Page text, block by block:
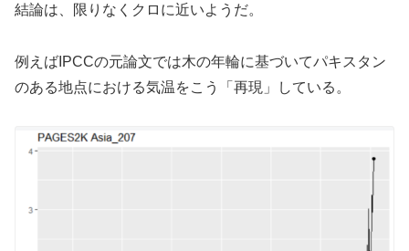
結論は、限りなくクロに近いようだ。
例えばIPCCの元論文では木の年輪に基づいてパキスタン
のある地点における気温をこう「再現」している。